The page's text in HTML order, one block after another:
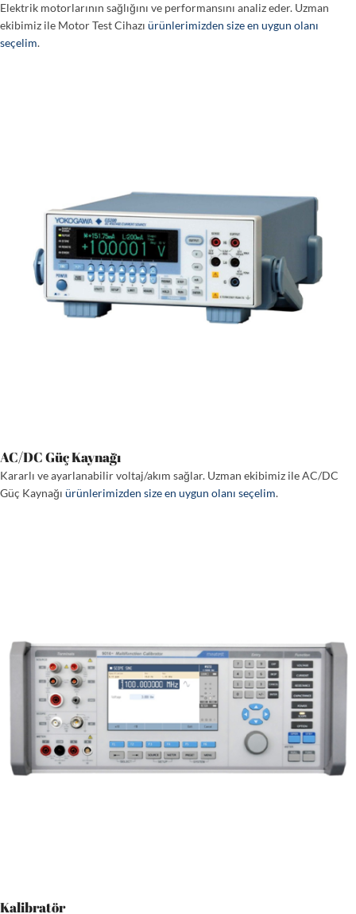
Elektrik motorlarının sağlığını ve performansını analiz eder. Uzman
ekibimiz ile Motor Test Cihazı ürünlerimizden size en uygun olanı
seçelim.
AC/DC Güç Kaynağı
Kararlı ve ayarlanabilir voltaj/akım sağlar. Uzman ekibimiz ile AC/DC
Güç Kaynağı ürünlerimizden size en uygun olanı seçelim.
Kalibratör